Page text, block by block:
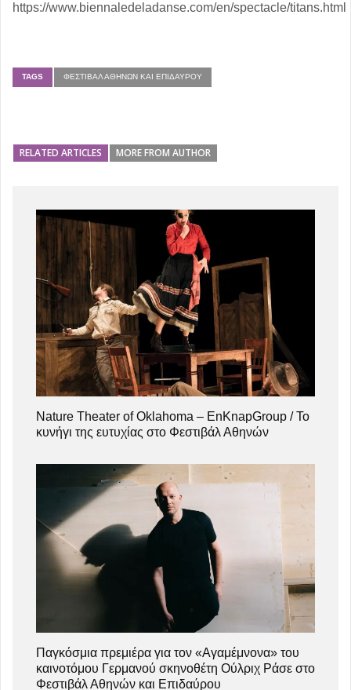
https://www.biennaledeladanse.com/en/spectacle/titans.html
TAGS ΦΕΣΤΙΒΆΛ ΑΘΗΝΏΝ ΚΑΙ ΕΠΙΔΑΎΡΟΥ
RELATED ARTICLES MORE FROM AUTHOR
Nature Theater of Oklahoma – EnKnapGroup / Το
κυνήγι της ευτυχίας στο Φεστιβάλ Αθηνών
Παγκόσμια πρεμιέρα για τον «Αγαμέμνονα» του
καινοτόμου Γερμανού σκηνοθέτη Ούλριχ Ράσε στο
Φεστιβάλ Αθηνών και Επιδαύρου